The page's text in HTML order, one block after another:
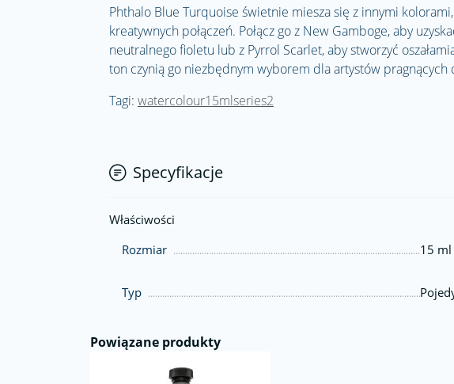
Phthalo Blue Turquoise świetnie miesza się z innymi
kreatywnych połączeń. Połącz go z New Gamboge, aby
neutralnego fioletu lub z Pyrrol Scarlet, aby stworzyć
ton czynią go niezbędnym wyborem dla artystów pragnących
Tagi: watercolour15mlseries2
Specyfikacje
Właściwości
Rozmiar
15 ml
Typ
Powiązane produkty